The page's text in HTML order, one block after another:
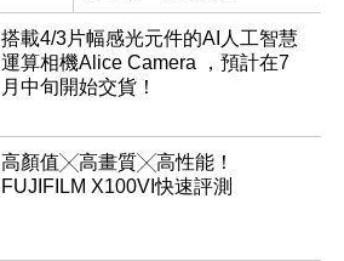
NT$76,980
搭載4/3片幅感光元件的AI人工智慧
運算相機Alice Camera ，預計在7
月中旬開始交貨！
高顏值╳高畫質╳高性能！
FUJIFILM X100VI快速評測